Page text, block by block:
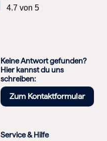
4.7 von 5
Keine Antwort gefunden?
Hier kannst du uns
schreiben:
Zum Kontaktformular
Service & Hilfe